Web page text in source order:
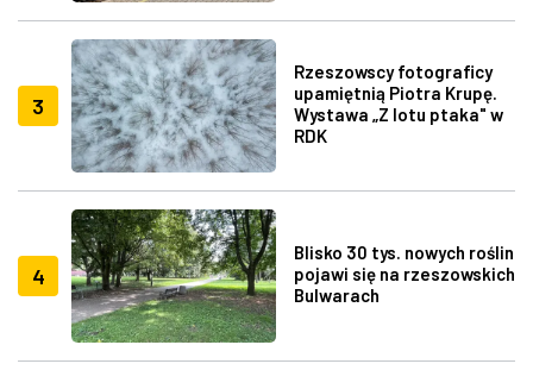
3
Rzeszowscy fotograficy
upamiętnią Piotra Krupę.
Wystawa „Z lotu ptaka" w
RDK
4
Blisko 30 tys. nowych roślin
pojawi się na rzeszowskich
Bulwarach